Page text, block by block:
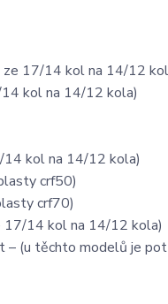
17/14 kol na 14/12
kol na 14/12 kola)
kol na 14/12 kola)
crf50)
crf70)
14 kol na 14/12 kola)
(u těchto modelů je